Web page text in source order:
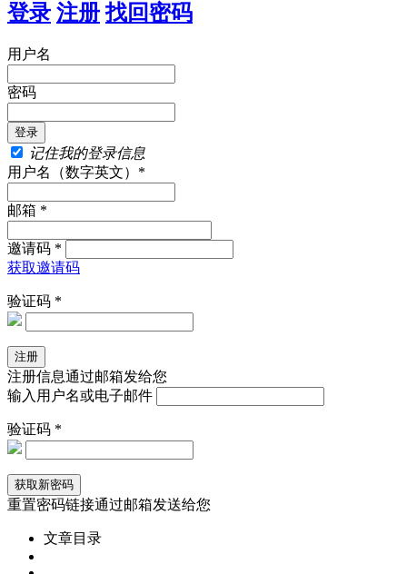
登录 注册 找回密码
用户名
密码
记住我的登录信息
用户名（数字英文）*
邮箱 *
邀请码 *
获取邀请码
验证码 *
注册信息通过邮箱发给您
输入用户名或电子邮件
验证码 *
重置密码链接通过邮箱发送给您
文章目录